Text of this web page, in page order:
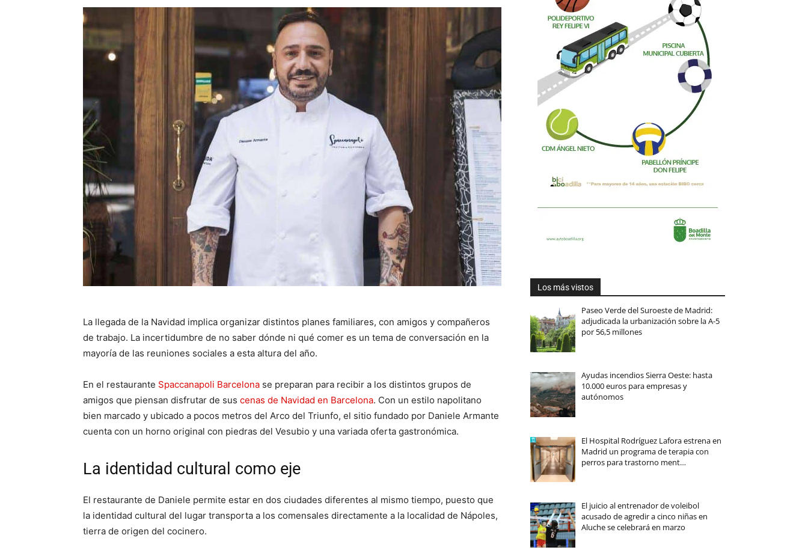
La llegada de la Navidad implica organizar distintos planes familiares, con amigos y compañeros
de trabajo. La incertidumbre de no saber dónde ni qué comer es un tema de conversación en la
mayoría de las reuniones sociales a esta altura del año.
En el restaurante Spaccanapoli Barcelona se preparan para recibir a los distintos grupos de
amigos que piensan disfrutar de sus cenas de Navidad en Barcelona. Con un estilo napolitano
bien marcado y ubicado a pocos metros del Arco del Triunfo, el sitio fundado por Daniele Armante
cuenta con un horno original con piedras del Vesubio y una variada oferta gastronómica.
La identidad cultural como eje
El restaurante de Daniele permite estar en dos ciudades diferentes al mismo tiempo, puesto que
la identidad cultural del lugar transporta a los comensales directamente a la localidad de Nápoles,
tierra de origen del cocinero.
Los más vistos
Paseo Verde del Suroeste de Madrid:
adjudicada la urbanización sobre la A-5
por 56,5 millones
Ayudas incendios Sierra Oeste: hasta
10.000 euros para empresas y
autónomos
El Hospital Rodríguez Lafora estrena en
Madrid un programa de terapia con
perros para trastorno ment…
El juicio al entrenador de voleibol
acusado de agredir a cinco niñas en
Aluche se celebrará en marzo